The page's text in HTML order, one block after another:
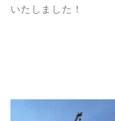
いたしました！